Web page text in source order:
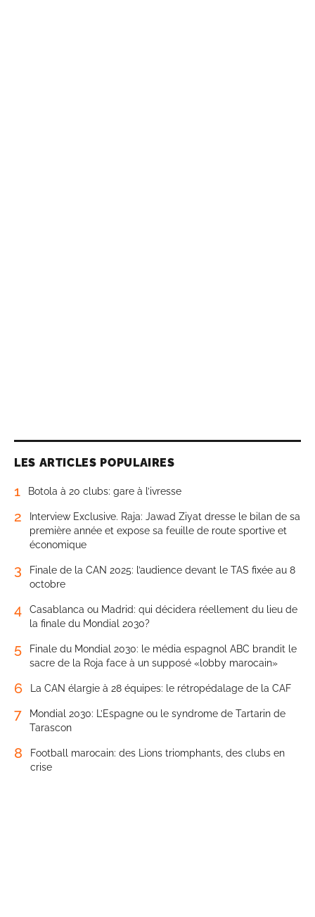
LES ARTICLES POPULAIRES
1 Botola à 20 clubs: gare à l’ivresse
2
Interview Exclusive. Raja: Jawad Ziyat dresse le bilan de sa
première année et expose sa feuille de route sportive et
économique
3
Finale de la CAN 2025: l’audience devant le TAS fixée au 8
octobre
4
Casablanca ou Madrid: qui décidera réellement du lieu de
la finale du Mondial 2030?
5
Finale du Mondial 2030: le média espagnol ABC brandit le
sacre de la Roja face à un supposé «lobby marocain»
6 La CAN élargie à 28 équipes: le rétropédalage de la CAF
7
Mondial 2030: L’Espagne ou le syndrome de Tartarin de
Tarascon
8
Football marocain: des Lions triomphants, des clubs en
crise